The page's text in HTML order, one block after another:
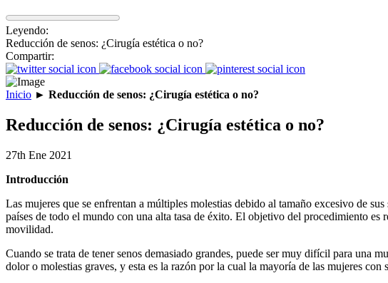
Leyendo:
Reducción de senos: ¿Cirugía estética o no?
Compartir:
Inicio ► Reducción de senos: ¿Cirugía estética o no?
Reducción de senos: ¿Cirugía estética o no?
27th Ene 2021
Introducción
Las mujeres que se enfrentan a múltiples molestias debido al tamaño excesivo de
países de todo el mundo con una alta tasa de éxito. El objetivo del procedimiento
movilidad.
Cuando se trata de tener senos demasiado grandes, puede ser muy difícil para una
dolor o molestias graves, y esta es la razón por la cual la mayoría de las mujeres con